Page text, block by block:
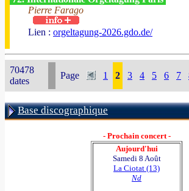
Pierre Farago
Lien : orgeltagung-2026.gdo.de/
70478
dates
Page 1 2 3 4 5 6 7
Base discographique
- Prochain concert -
Aujourd'hui
Samedi 8 Août
La Ciotat (13)
Nd